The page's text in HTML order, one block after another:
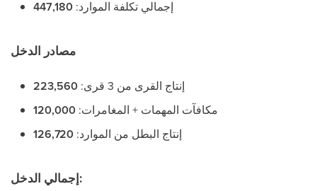
إجمالي تكلفة الموارد: 447,180
مصادر الدخل
إنتاج القرى من 3 قرى: 223,560
مكافآت المهمات + المغامرات: 120,000
إنتاج البطل من الموارد: 126,720
إجمالي الدخل: